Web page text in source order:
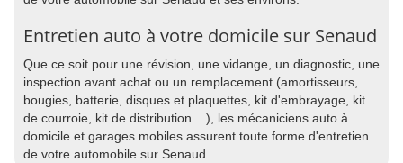
Entretien auto à votre domicile sur Senaud
Que ce soit pour une révision, une vidange, un diagnostic, une
inspection avant achat ou un remplacement (amortisseurs,
bougies, batterie, disques et plaquettes, kit d'embrayage, kit
de courroie, kit de distribution ...), les mécaniciens auto à
domicile et garages mobiles assurent toute forme d'entretien
de votre automobile sur Senaud.